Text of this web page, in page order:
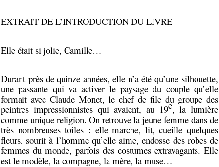
EXTRAIT DE L’INTRODUCTION DU LIVRE
Elle était si jolie, Camille…
Durant près de quinze années, elle n’a été qu’une silhouette,
une passante qui va activer le paysage du couple qu’elle
formait avec Claude Monet, le chef de file du groupe des
peintres impressionnistes qui avaient, au 19e, la lumière
comme unique religion. On retrouve la jeune femme dans de
très nombreuses toiles : elle marche, lit, cueille quelques
fleurs, sourit à l’homme qu’elle aime, endosse des robes de
femmes du monde, parfois des costumes extravagants. Elle
est le modèle, la compagne, la mère, la muse…